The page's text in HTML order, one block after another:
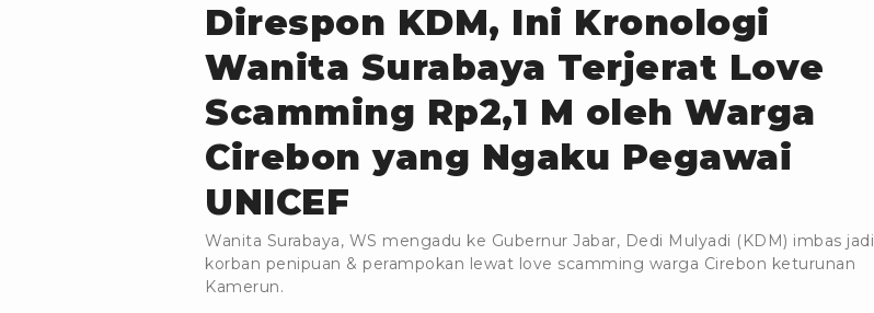
Direspon KDM, Ini Kronologi
Wanita Surabaya Terjerat Love
Scamming Rp2,1 M oleh Warga
Cirebon yang Ngaku Pegawai
UNICEF
Wanita Surabaya, WS mengadu ke Gubernur Jabar, Dedi Mulyadi (KDM) imbas jadi
korban penipuan & perampokan lewat love scamming warga Cirebon keturunan
Kamerun.